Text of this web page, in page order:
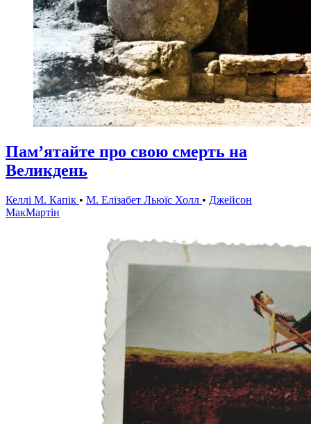
Пам’ятайте про свою смерть на
Великдень
Келлі М. Капік • M. Елізабет Льюїс Холл • Джейсон
МакМартін